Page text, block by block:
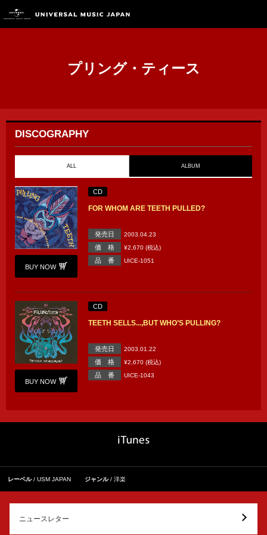
プリング・ティース
DISCOGRAPHY
ALL ALBUM
BUY NOW
CD
FOR WHOM ARE TEETH PULLED?
発売日 2003.04.23
価 格 ¥2,670 (税込)
品 番 UICE-1051
BUY NOW
CD
TEETH SELLS...,BUT WHO’S PULLING?
発売日 2003.01.22
価 格 ¥2,670 (税込)
品 番 UICE-1043
レーベル USM JAPAN ジャンル 洋楽
ニュースレター